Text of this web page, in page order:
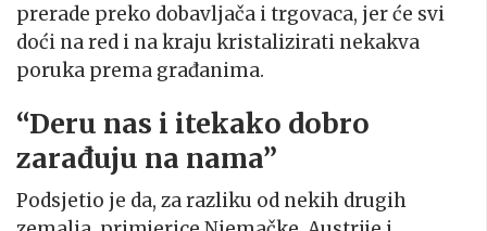
prerade preko dobavljača i trgovaca, jer će svi
doći na red i na kraju kristalizirati nekakva
poruka prema građanima.
“Deru nas i itekako dobro
zarađuju na nama”
Podsjetio je da, za razliku od nekih drugih